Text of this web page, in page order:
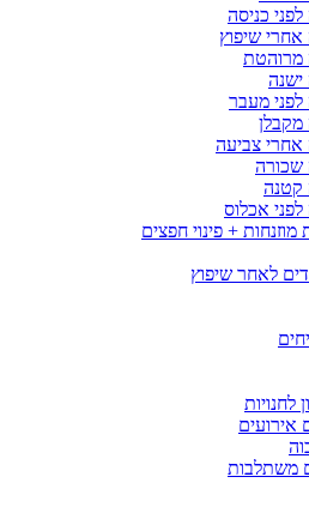
לפני כניסה
אחרי שיפוץ
מרוהטת
ישנה
לפני מעבר
מקבלן
אחרי צביעה
שכורה
קטנה
לפני אכלוס
מוזנחות + פינוי חפצים
לאחר שיפוץ
לחנויות
אירועים
משתלבות